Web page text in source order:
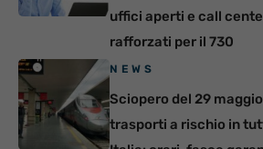
uffici aperti e call
rafforzati per il 730
NEWS
Sciopero del 29
trasporti a rischio in